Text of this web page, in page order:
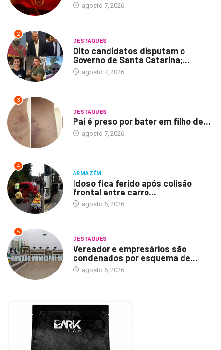
agosto 7, 2026
2
DESTAQUES
Oito candidatos disputam o
Governo de Santa Catarina;...
agosto 7, 2026
3
DESTAQUES
Pai é preso por bater em filho de...
agosto 7, 2026
4
ARMAZÉM
Idoso fica ferido após colisão
frontal entre carro...
agosto 6, 2026
5
DESTAQUES
Vereador e empresários são
condenados por esquema de...
agosto 6, 2026